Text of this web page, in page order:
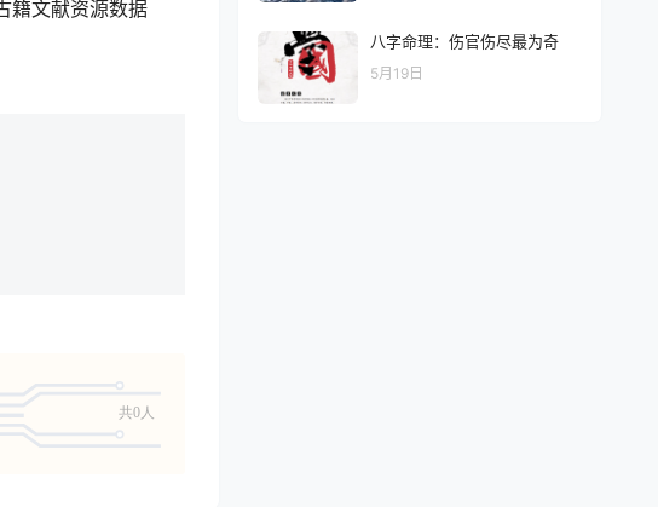
籍文献资源数据
共0人
八字命理：伤官伤尽最为奇
5月19日